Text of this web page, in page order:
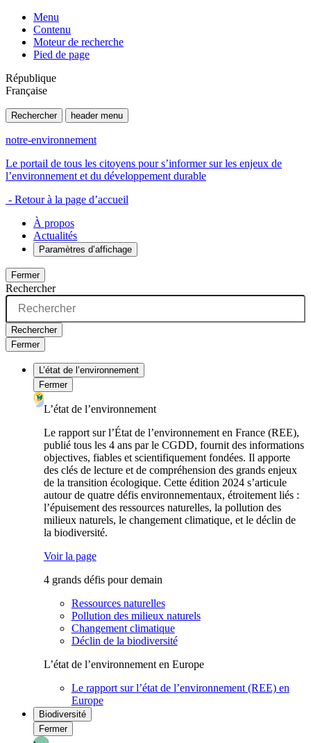
Menu
Contenu
Moteur de recherche
Pied de page
République
Française
Rechercher header menu
notre-environnement
Le portail de tous les citoyens pour s’informer sur les enjeux de
l’environnement et du développement durable
- Retour à la page d’accueil
À propos
Actualités
Paramètres d’affichage
Fermer
Rechercher
Rechercher
Fermer
L’état de l’environnement
Fermer
L’état de l’environnement
Le rapport sur l’État de l’environnement en France (REE),
publié tous les 4 ans par le CGDD, fournit des informations
objectives, fiables et scientifiquement fondées. Il apporte
des clés de lecture et de compréhension des grands enjeux
de la transition écologique. Cette édition 2024 s’articule
autour de quatre défis environnementaux, étroitement liés :
l’épuisement des ressources naturelles, la pollution des
milieux naturels, le changement climatique, et le déclin de
la biodiversité.
Voir la page
4 grands défis pour demain
Ressources naturelles
Pollution des milieux naturels
Changement climatique
Déclin de la biodiversité
L’état de l’environnement en Europe
Le rapport sur l’état de l’environnement (REE) en
Europe
Biodiversité
Fermer